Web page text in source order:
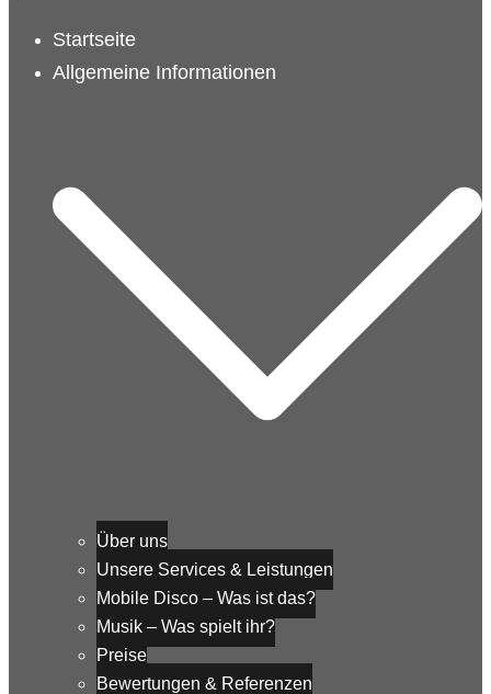
Startseite
Allgemeine Informationen
Über uns
Unsere Services & Leistungen
Mobile Disco – Was ist das?
Musik – Was spielt ihr?
Preise
Bewertungen & Referenzen